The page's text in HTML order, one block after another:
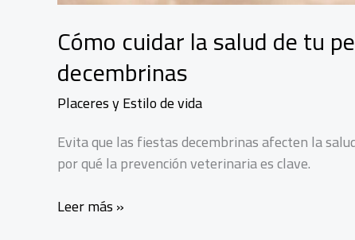
Cómo cuidar la salud de tu
decembrinas
Placeres y Estilo de vida
Evita que las fiestas decembrinas afecten la
por qué la prevención veterinaria es clave.
Cómo
Leer más »